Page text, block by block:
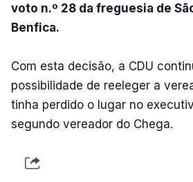
voto n.º 28 da freguesia de
Benfica.
Com esta decisão, a CDU
possibilidade de reeleger a
tinha perdido o lugar no
segundo vereador do Chega.